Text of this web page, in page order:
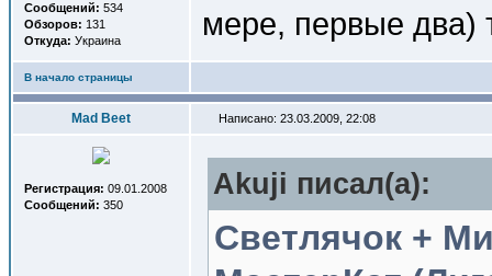
Сообщений: 534
Обзоров: 131
Откуда: Украина
мере, первые два)
В начало страницы
Mad Beet Написано: 23.03.2009, 22:08
Регистрация: 09.01.2008
Сообщений: 350
Akuji писал(a):
Светлячок +